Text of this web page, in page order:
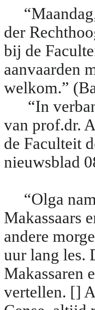
der
bij de
aanvaarden
welkom.”
“In
van prof.dr.
de Faculteit
nieuwsblad
“Olga
Makassaars
andere
uur lang les.
Makassaren
vertellen. []